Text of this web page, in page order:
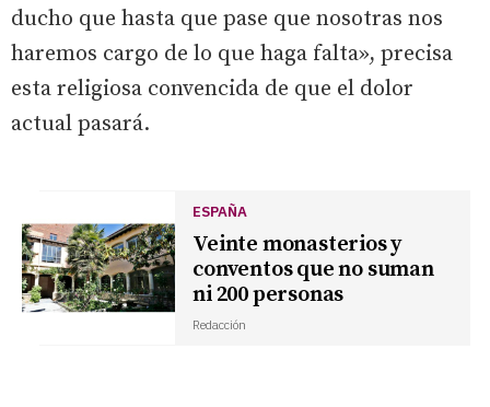
ducho que hasta que pase que nosotras nos
haremos cargo de lo que haga falta», precisa
esta religiosa convencida de que el dolor
actual pasará.
ESPAÑA
Veinte monasterios y
conventos que no suman
ni 200 personas
Redacción